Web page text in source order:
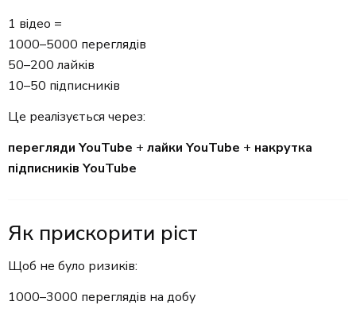
1 відео =
1000–5000 переглядів
50–200 лайків
10–50 підписників
Це реалізується через:
перегляди YouTube + лайки YouTube + накрутка
підписників YouTube
Як прискорити ріст
Щоб не було ризиків:
1000–3000 переглядів на добу